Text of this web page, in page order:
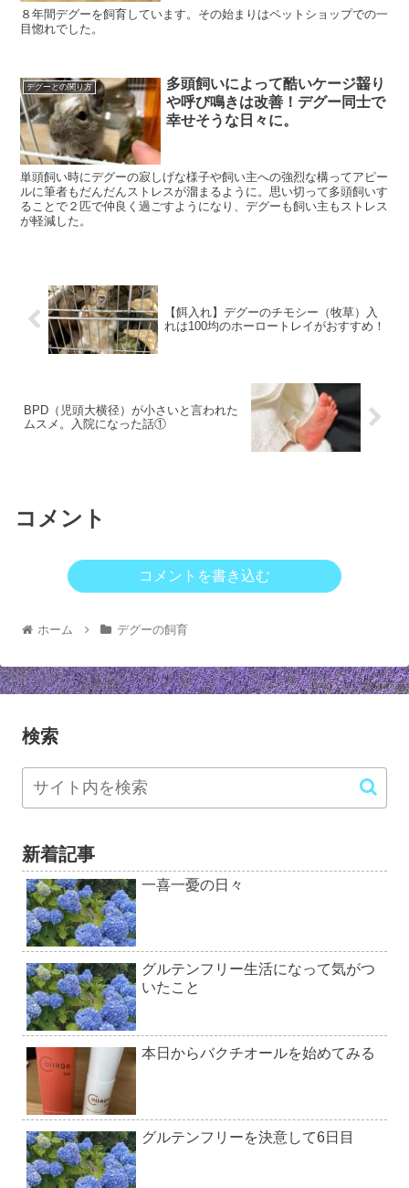
８年間デグーを飼育しています。その始まりはペットショップでの一
目惚れでした。
デグーとの関り方
多頭飼いによって酷いケージ齧り
や呼び鳴きは改善！デグー同士で
幸せそうな日々に。
単頭飼い時にデグーの寂しげな様子や飼い主への強烈な構ってアピー
ルに筆者もだんだんストレスが溜まるように。思い切って多頭飼いす
ることで２匹で仲良く過ごすようになり、デグーも飼い主もストレス
が軽減した。
【餌入れ】デグーのチモシー（牧草）入
れは100均のホーロートレイがおすすめ！
BPD（児頭大横径）が小さいと言われた
ムスメ。入院になった話①
コメント
コメントを書き込む
ホーム デグーの飼育
検索
新着記事
一喜一憂の日々
グルテンフリー生活になって気がつ
いたこと
本日からバクチオールを始めてみる
グルテンフリーを決意して6日目